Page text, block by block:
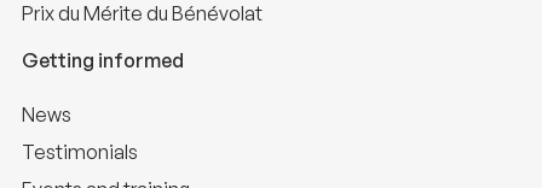
Prix du Mérite du Bénévolat
Getting informed
News
Testimonials